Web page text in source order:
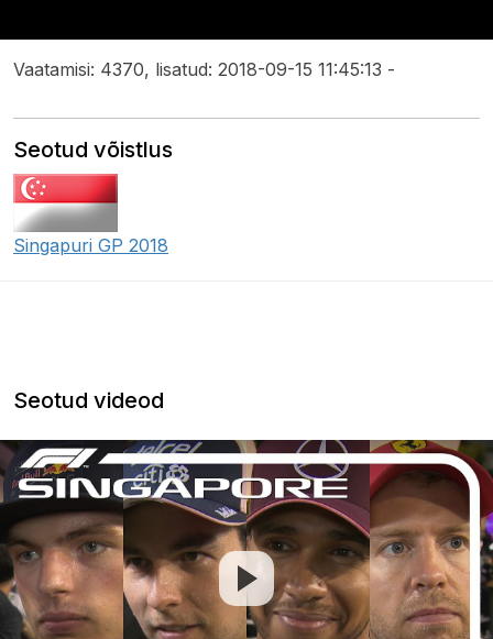
Vaatamisi: 4370, lisatud: 2018-09-15 11:45:13 -
Seotud võistlus
Singapuri GP 2018
Seotud videod